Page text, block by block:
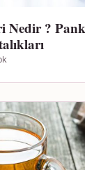
Nedir ?